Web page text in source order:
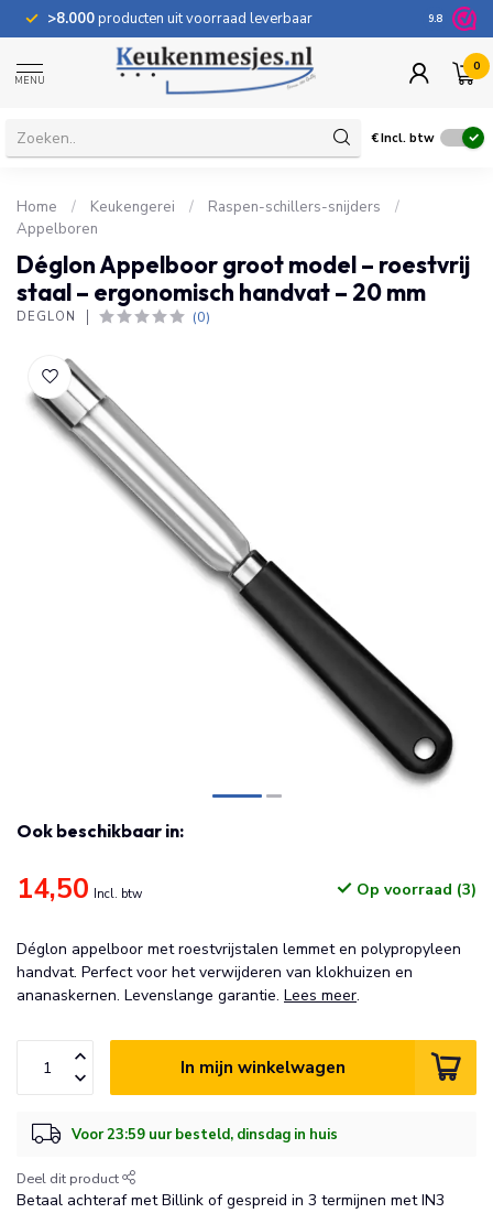
>8.000producten uit voorraad leverbaar 100
9.8
MENU
0
€Incl. btw
Home / Keukengerei / Raspen-schillers-snijders
/
Appelboren
Déglon Appelboor groot model – roestvrij
staal – ergonomisch handvat – 20 mm
DÉGLON (0)
Ook beschikbaar in:
14,50 Incl. btw Op voorraad (3)
Déglon appelboor met roestvrijstalen lemmet en polypropyleen
handvat. Perfect voor het verwijderen van klokhuizen en
ananaskernen. Levenslange garantie. Lees meer.
In mijn winkelwagen
Voor 23:59 uur besteld, dinsdag in huis
Deel dit product
Betaal achteraf met Billink of gespreid in 3 termijnen met IN3